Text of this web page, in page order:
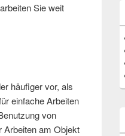
Sie weit
häufiger vor, als
einfache Arbeiten
von
Arbeiten am Objekt